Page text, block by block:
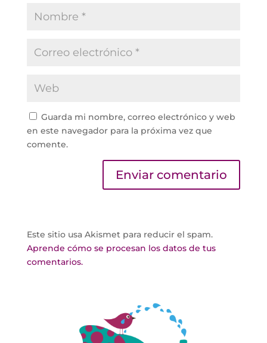
Guarda mi nombre, correo electrónico y web
en este navegador para la próxima vez que
comente.
Este sitio usa Akismet para reducir el spam.
Aprende cómo se procesan los datos de tus
comentarios.